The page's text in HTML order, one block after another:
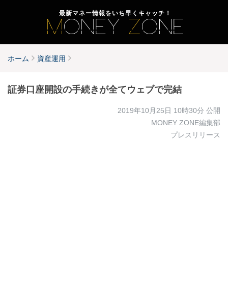
最新マネー情報をいち早くキャッチ！
ホーム 資産運用
証券口座開設の手続きが全てウェブで完結
2019年10月25日 10時30分 公開
MONEY ZONE編集部
プレスリリース